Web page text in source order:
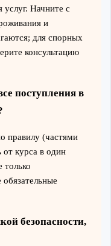
услуг. Начните с
и
для спорных
консультацию
поступления в
правилу (частями
от курса в один
только
безопасности,